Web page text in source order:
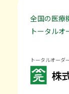
全国の医療
トータルオ
トータルオーダ